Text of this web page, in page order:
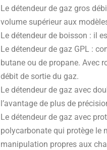
Le détendeur de gaz gros
volume supérieur aux
Le détendeur de boisson : il
Le détendeur de gaz GPL :
butane ou de propane. Avec
débit de sortie du gaz.
Le détendeur de gaz avec
l’avantage de plus de
Le détendeur de gaz avec
polycarbonate qui protège le
manipulation propres aux